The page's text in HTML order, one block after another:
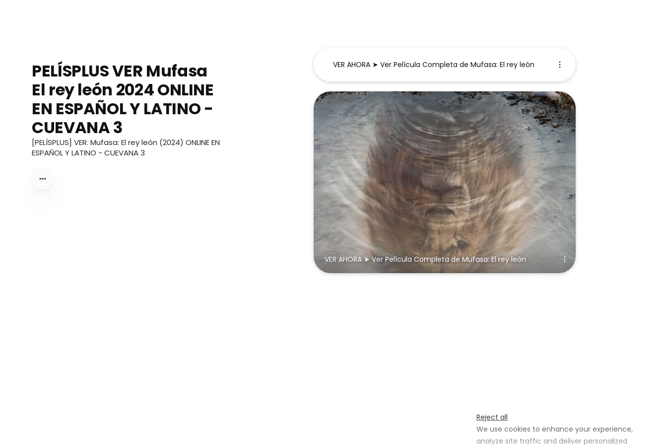
Reject all
We use cookies to enhance your experience,
analyze site traffic and deliver personalized
PELÍSPLUS VER Mufasa
El rey león 2024 ONLINE
EN ESPAÑOL Y LATINO -
CUEVANA 3
[PELÍSPLUS] VER. Mufasa: El rey león (2024) ONLINE EN
ESPAÑOL Y LATINO - CUEVANA 3
VER AHORA ➤ Ver Película Completa de Mufasa: El rey león
VER AHORA ➤ Ver Película Completa de Mufasa: El rey león